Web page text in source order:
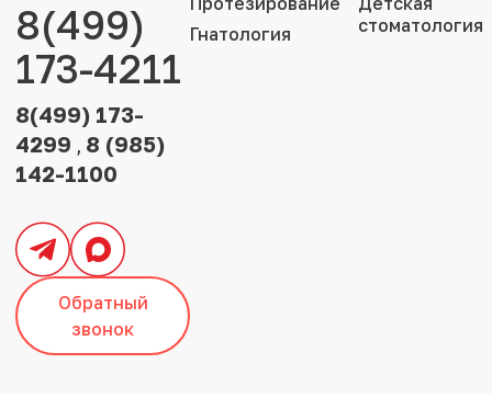
8(499)
173-4211
8(499) 173-
4299 , 8 (985)
142-1100
Обратный
звонок
Гнатология
стоматология